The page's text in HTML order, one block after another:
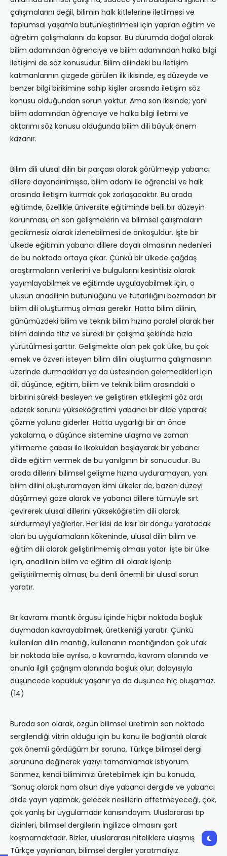
çalışmalarını değil, bilimin halk kitlelerine iletilmesi ve
toplumsal yaşamla bütünleştirilmesi için yapılan eğitim ve
öğretim çalışmalarını da kapsar. Bu durumda doğal olarak
bilim adamından öğrenciye ve bilim adamından halka bilgi
iletişimi de söz konusudur. Bilim dilindeki bu iletişim
katmanlarının çizgede görülen ilk ikisinde, eş düzeyde ve
benzer bilgi birikimine sahip kişiler arasında iletişim söz
konusu olduğundan sorun yoktur. Ama son ikisinde; yani
bilim adamından öğrenciye ve halka bilgi iletimi ve
aktarımı söz konusu olduğunda bilim dili büyük önem
kazanır.
Bilim dili ulusal dilin bir parçası olarak görülmeyip yabancı
dillere dayandırılmışsa, bilim adamı ile öğrencisi ve halk
arasında iletişim kurmak çok zorlaşacaktır. Bu arada
eğitimde, özellikle üniversite eğitiminde belli bir düzeyin
korunması, en son gelişmelerin ve bilimsel çalışmaların
gecikmesiz olarak izlenebilmesi de önkoşuldur. İşte bir
ülkede eğitimin yabancı dillere dayalı olmasının nedenleri
de bu noktada ortaya çıkar. Çünkü bir ülkede çağdaş
araştırmaların verilerini ve bulgularını kesintisiz olarak
yayımlayabilmek ve eğitimde uygulayabilmek için, o
ulusun anadilinin bütünlüğünü ve tutarlılığını bozmadan bir
bilim dili oluşturmuş olması gerekir. Hatta bilim dilinin,
günümüzdeki bilim ve teknik bilim hızına paralel olarak her
bilim dalında titiz ve sürekli bir çalışma şeklinde hızla
yürütülmesi şarttır. Gelişmekte olan pek çok ülke, bu çok
emek ve özveri isteyen bilim dilini oluşturma çalışmasının
üzerinde durmadıkları ya da üstesinden gelemedikleri için
dil, düşünce, eğitim, bilim ve teknik bilim arasındaki o
birbirini sürekli besleyen ve geliştiren etkileşimi göz ardı
ederek sorunu yükseköğretimi yabancı bir dilde yaparak
çözme yoluna giderler. Hatta uygarlığı bir an önce
yakalama, o düşünce sistemine ulaşma ve zaman
yitirmeme çabası ile ilkokuldan başlayarak bir yabancı
dilde eğitim vermek de bu yanılgının bir sonucudur. Bu
arada dillerini bilimsel gelişme hızına uyduramayan, yani
bilim dilini oluşturamayan kimi ülkeler de, bazen düzeyi
düşürmeyi göze alarak ve yabancı dillere tümüyle sırt
çevirerek ulusal dillerini yükseköğretim dili olarak
sürdürmeyi yeğlerler. Her ikisi de kısır bir döngü yaratacak
olan bu uygulamaların kökeninde, ulusal dilin bilim ve
eğitim dili olarak geliştirilmemiş olması yatar. İşte bir ülke
için, anadilinin bilim ve eğitim dili olarak işlenip
geliştirilmemiş olması, bu denli önemli bir ulusal sorun
yaratır.
Bir kavramı mantık örgüsü içinde hiçbir noktada boşluk
duymadan kavrayabilmek, üretkenliği yaratır. Çünkü
kullanılan dilin mantığı, kullananın mantığından çok ufak
bir noktada bile ayrılsa, o kavramda, kavram alanında ve
onunla ilgili çağrışım alanında boşluk olur; dolayısıyla
düşüncede kopukluk yaşanır ya da düşünce hiç oluşamaz.
(14)
Burada son olarak, özgün bilimsel üretimin son noktada
sergilendiği vitrin olduğu için bu konu ile bağlantılı olarak
çok önemli gördüğüm bir soruna, Türkçe bilimsel dergi
sorununa değinerek yazıyı tamamlamak istiyorum.
Sönmez, kendi bilimimizi üretebilmek için bu konuda,
“Sonuç olarak nam olsun diye yabancı dergide ve yabancı
dilde yayın yapmak, gelecek nesillerin affetmeyeceği, çok,
çok yanlış bir uygulamadır kanısındayım. Uluslararası tıp
dizinleri, bilimsel dergilerin İngilizce olmasını şart
koşmamaktadır. Bizler, uluslararası niteliklere ulaşmış
Türkçe yayınlanan, bilimsel dergiler yaratmalıyız.